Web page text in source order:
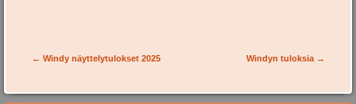
Post navigation
← Windy näyttelytulokset 2025 Windyn tuloksia →